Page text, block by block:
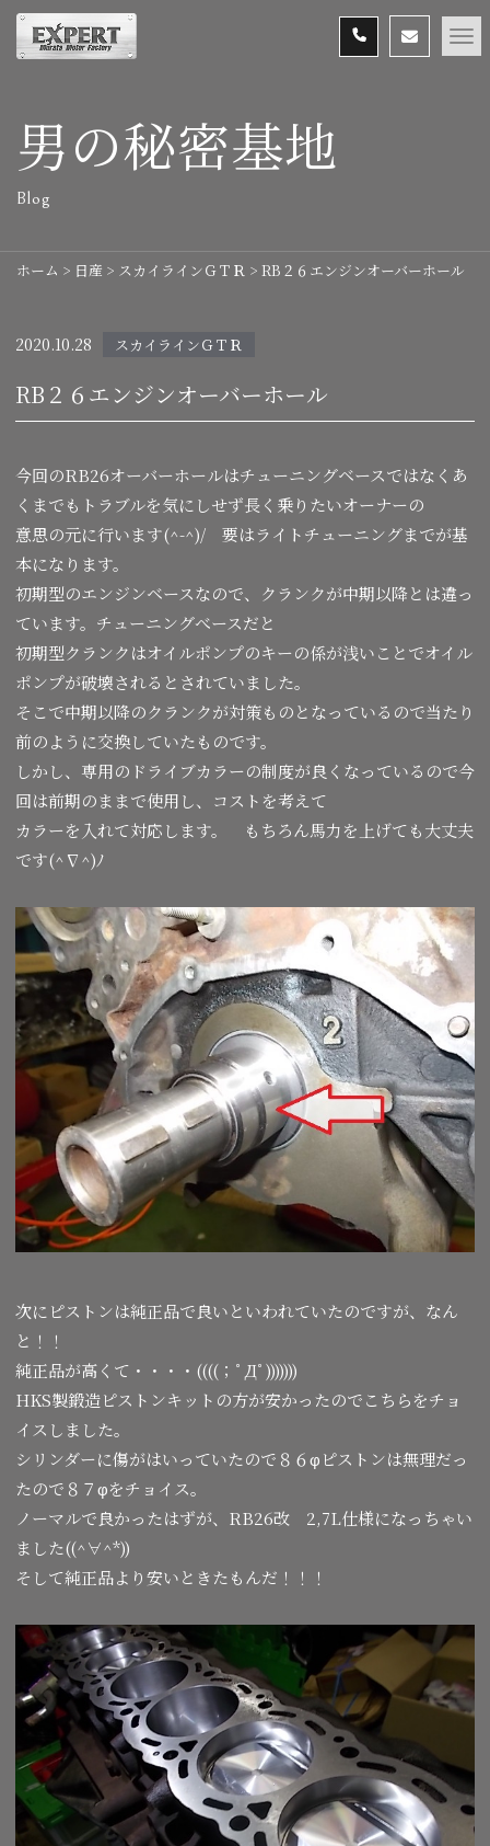
男の秘密基地
Blog
ホーム > 日産 > スカイラインＧＴＲ > RB２６エンジンオーバーホール
2020.10.28 スカイラインＧＴＲ
RB２６エンジンオーバーホール
今回のRB26オーバーホールはチューニングベースではなくあ
くまでもトラブルを気にしせず長く乗りたいオーナーの
意思の元に行います(^-^)/ 要はライトチューニングまでが基
本になります。
初期型のエンジンベースなので、クランクが中期以降とは違っ
ています。チューニングべースだと
初期型クランクはオイルポンプのキーの係が浅いことでオイル
ポンプが破壊されるとされていました。
そこで中期以降のクランクが対策ものとなっているので当たり
前のように交換していたものです。
しかし、専用のドライブカラーの制度が良くなっているので今
回は前期のままで使用し、コストを考えて
カラーを入れて対応します。 もちろん馬力を上げても大丈夫
です(^∇^)ﾉ
次にピストンは純正品で良いといわれていたのですが、なん
と！！
純正品が高くて・・・・((((；ﾟДﾟ)))))))
HKS製鍛造ピストンキットの方が安かったのでこちらをチョ
イスしました。
シリンダーに傷がはいっていたので８６φピストンは無理だっ
たので８７φをチョイス。
ノーマルで良かったはずが、RB26改 2,7L仕様になっちゃい
ました((^∀^*))
そして純正品より安いときたもんだ！！！